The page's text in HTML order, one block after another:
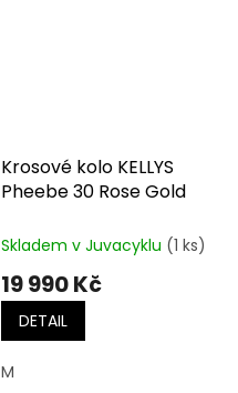
Krosové kolo KELLYS
Pheebe 30 Rose Gold
Skladem v Juvacyklu (1 ks)
19 990 Kč
DETAIL
M